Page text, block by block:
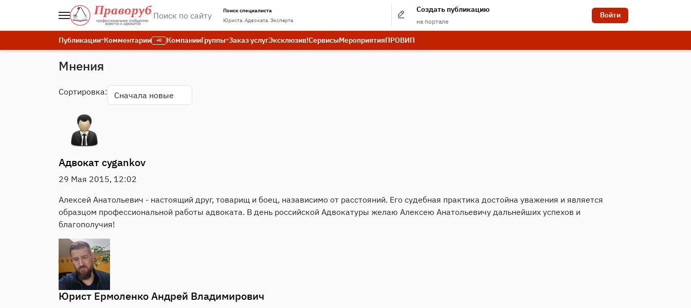
Поиск специалиста
Юриста. Адвоката. Эксперта
Создать публикацию
на портале
Войти
Публикации Комментарии +0 КомпанииГруппы Заказ услугЭксклюзив!СервисыМероприятияПРОВИП
Мнения
Сортировка:
Адвокатcygankov
29 Мая 2015, 12:02
Алексей Анатольевич - настоящий друг, товарищ и боец, назависимо от расстояний. Его судебная практика достойна уважения и является
образцом профессиональной работы адвоката. В день российской Адвокатуры желаю Алексею Анатольевичу дальнейших успехов и
благополучия!
Юрист Ермоленко Андрей Владимирович